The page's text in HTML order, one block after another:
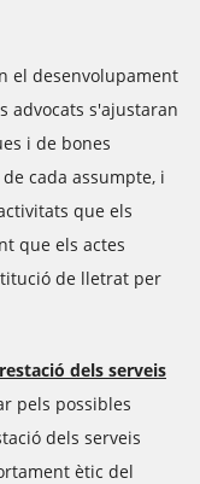
el desenvolupament
advocats s'ajustaran
i de bones
cada assumpte, i
que els
que els actes
de lletrat per
dels serveis
pels possibles
dels serveis
ètic del